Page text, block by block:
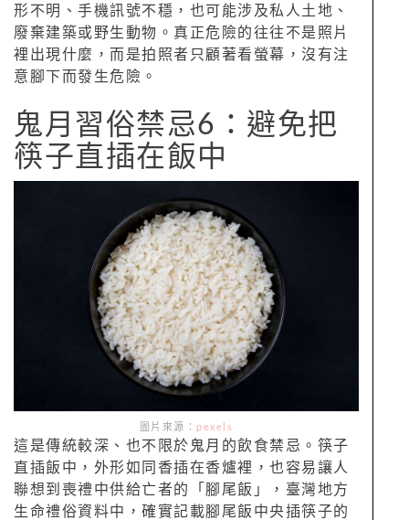
形不明、手機訊號不穩，也可能涉及私人土地、
廢棄建築或野生動物。真正危險的往往不是照片
裡出現什麼，而是拍照者只顧著看螢幕，沒有注
意腳下而發生危險。
鬼月習俗禁忌6：避免把
筷子直插在飯中
圖片來源： pexels
這是傳統較深、也不限於鬼月的飲食禁忌。筷子
直插飯中，外形如同香插在香爐裡，也容易讓人
聯想到喪禮中供給亡者的「腳尾飯」，臺灣地方
生命禮俗資料中，確實記載腳尾飯中央插筷子的